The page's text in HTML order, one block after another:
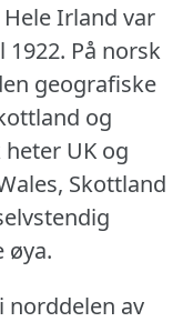
Hele Irland var
1922. På norsk
geografiske
og
UK og
Skottland
øya.
norddelen av